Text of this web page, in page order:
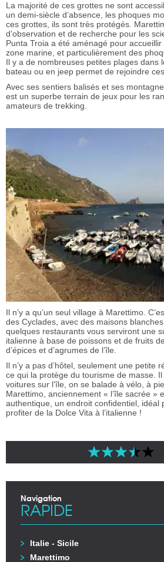
La majorité de ces grottes ne sont
un demi-siècle d’absence, les phoques
ces grottes, ils sont très protégés.
d’observation et de recherche pour les
Punta Troia a été aménagé pour
zone marine, et particulièrement des
Il y a de nombreuses petites plages dans
bateau ou en jeep permet de rejoindre
Avec ses sentiers balisés et ses
est un superbe terrain de jeux pour les
amateurs de trekking.
Il n’y a qu’un seul village à Marettimo.
des Cyclades, avec des maisons
quelques restaurants vous serviront une
italienne à base de poissons et de fruits
d’épices et d’agrumes de l’île.
Il n’y a pas d’hôtel, seulement une petite
ce qui la protège du tourisme de masse. Il
voitures sur l’île, on se balade à vélo, à
Marettimo, anciennement « l’île sacrée »
authentique, un endroit confidentiel, idéal
profiter de la Dolce Vita à l’italienne !
Navigation
RAPIDE
Italie - Sicile
Marettimo